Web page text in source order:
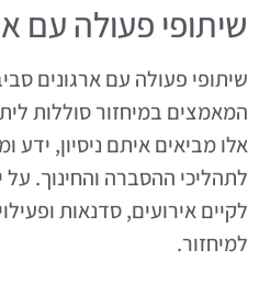
שיתופי פעולה עם
שיתופי פעולה עם ארגונים
המאמצים במיחזור סוללות
אלו מביאים איתם ניסיון, ידע
לתהליכי ההסברה והחינוך. על
לקיים אירועים, סדנאות
למיחזור.